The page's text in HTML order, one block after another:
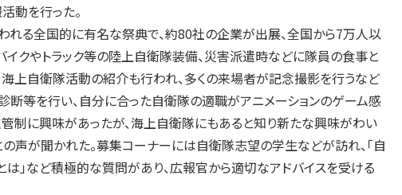
動を行った。
れる全国的に有名な祭典で、約80社の企業が出展、全国から7万人以
クやトラック等の陸上自衛隊装備、災害派遣時などに隊員の食事と
上自衛隊活動の紹介も行われ、多くの来場者が記念撮影を行うなど
等を行い、自分に合った自衛隊の適職がアニメーションのゲーム感
制に興味があったが、海上自衛隊にもあると知り新たな興味がわい
の声が聞かれた。募集コーナーには自衛隊志望の学生などが訪れ、「自
」など積極的な質問があり、広報官から適切なアドバイスを受ける